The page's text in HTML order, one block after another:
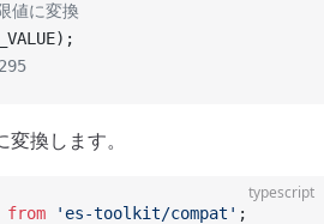
値に変換
換します。
typescript
from 'es-toolkit/compat' ;